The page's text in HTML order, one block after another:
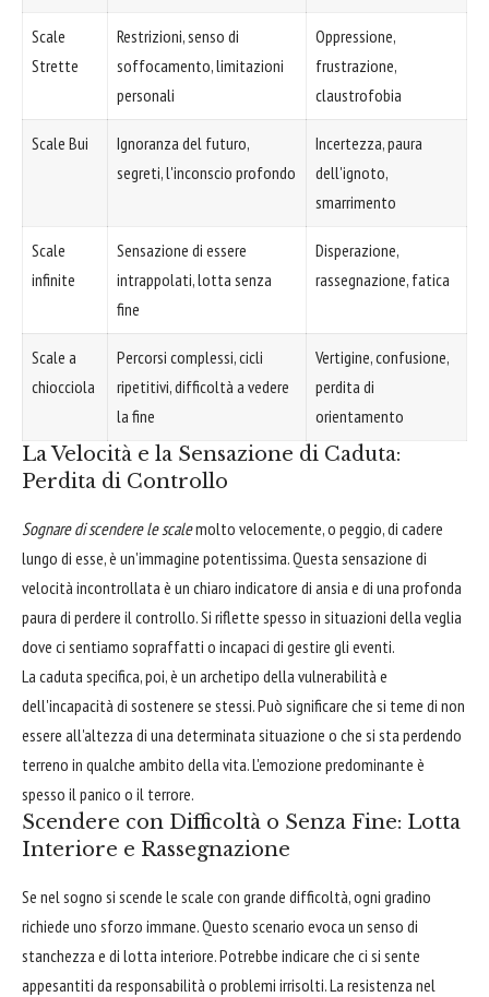
Scale
Strette
Restrizioni, senso di
soffocamento, limitazioni
personali
Oppressione,
frustrazione,
claustrofobia
Scale Bui
Ignoranza del futuro,
segreti, l'inconscio profondo
Incertezza, paura
dell'ignoto,
smarrimento
Scale
infinite
Sensazione di essere
intrappolati, lotta senza
fine
Disperazione,
rassegnazione, fatica
Scale a
chiocciola
Percorsi complessi, cicli
ripetitivi, difficoltà a vedere
la fine
Vertigine, confusione,
perdita di
orientamento
La Velocità e la Sensazione di Caduta:
Perdita di Controllo
Sognare di scendere le scalemolto velocemente, o peggio, di cadere
lungo di esse, è un'immagine potentissima. Questa sensazione di
velocità incontrollata è un chiaro indicatore di ansia e di una profonda
paura di perdere il controllo. Si riflette spesso in situazioni della veglia
dove ci sentiamo sopraffatti o incapaci di gestire gli eventi.
La caduta specifica, poi, è un archetipo della vulnerabilità e
dell'incapacità di sostenere se stessi. Può significare che si teme di non
essere all'altezza di una determinata situazione o che si sta perdendo
terreno in qualche ambito della vita. L'emozione predominante è
spesso il panico o il terrore.
Scendere con Difficoltà o Senza Fine: Lotta
Interiore e Rassegnazione
Se nel sogno si scende le scale con grande difficoltà, ogni gradino
richiede uno sforzo immane. Questo scenario evoca un senso di
stanchezza e di lotta interiore. Potrebbe indicare che ci si sente
appesantiti da responsabilità o problemi irrisolti. La resistenza nel